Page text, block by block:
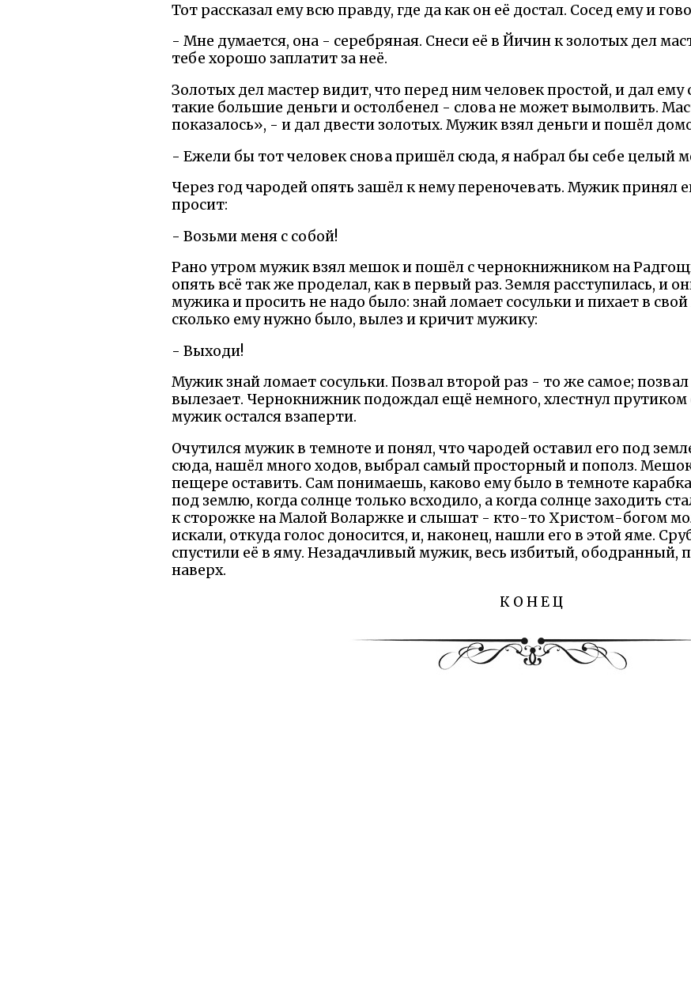
Тот рассказал ему всю правду, где да как он её достал. Сосед ему и
- Мне думается, она - серебряная. Снеси её в Йичин к золотых дел
тебе хорошо заплатит за неё.
Золотых дел мастер видит, что перед ним человек простой, и дал
такие большие деньги и остолбенел - слова не может вымолвить.
показалось», - и дал двести золотых. Мужик взял деньги и пошёл
- Ежели бы тот человек снова пришёл сюда, я набрал бы себе целый
Через год чародей опять зашёл к нему переночевать. Мужик принял
просит:
- Возьми меня с собой!
Рано утром мужик взял мешок и пошёл с чернокнижником на
опять всё так же проделал, как в первый раз. Земля расступилась, и
мужика и просить не надо было: знай ломает сосульки и пихает в
сколько ему нужно было, вылез и кричит мужику:
- Выходи!
Мужик знай ломает сосульки. Позвал второй раз - то же самое;
вылезает. Чернокнижник подождал ещё немного, хлестнул прутиком
мужик остался взаперти.
Очутился мужик в темноте и понял, что чародей оставил его под
сюда, нашёл много ходов, выбрал самый просторный и пополз.
пещере оставить. Сам понимаешь, каково ему было в темноте
под землю, когда солнце только всходило, а когда солнце заходить
к сторожке на Малой Воларжке и слышат - кто-то Христом-богом
искали, откуда голос доносится, и, наконец, нашли его в этой яме.
спустили её в яму. Незадачливый мужик, весь избитый, ободранный,
наверх.
К О Н Е Ц